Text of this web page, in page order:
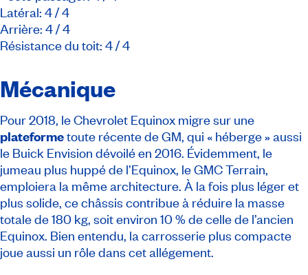
Latéral: 4 / 4
Arrière: 4 / 4
Résistance du toit: 4 / 4
Mécanique
Pour 2018, le Chevrolet Equinox migre sur une
plateformetoute récente de GM, qui « héberge » aussi
le Buick Envision dévoilé en 2016. Évidemment, le
jumeau plus huppé de l’Equinox, le GMC Terrain,
emploiera la même architecture. À la fois plus léger et
plus solide, ce châssis contribue à réduire la masse
totale de 180 kg, soit environ 10 % de celle de l’ancien
Equinox. Bien entendu, la carrosserie plus compacte
joue aussi un rôle dans cet allégement.